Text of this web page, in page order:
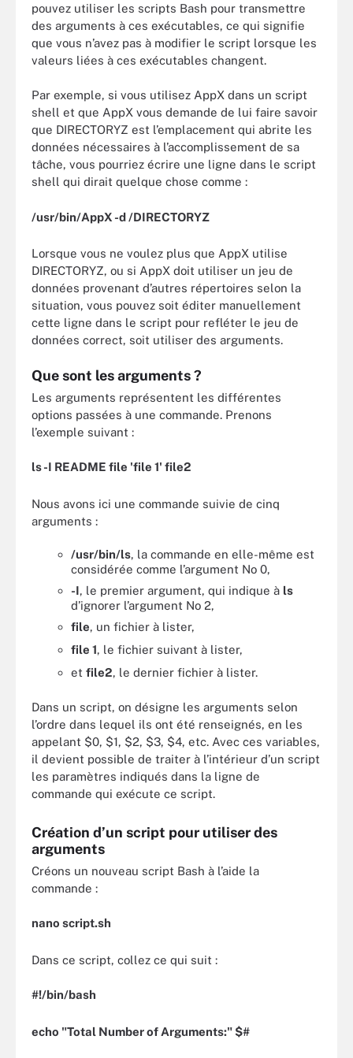
pouvez utiliser les scripts Bash pour transmettre
des arguments à ces exécutables, ce qui signifie
que vous n’avez pas à modifier le script lorsque les
valeurs liées à ces exécutables changent.
Par exemple, si vous utilisez AppX dans un script
shell et que AppX vous demande de lui faire savoir
que DIRECTORYZ est l’emplacement qui abrite les
données nécessaires à l’accomplissement de sa
tâche, vous pourriez écrire une ligne dans le script
shell qui dirait quelque chose comme :
/usr/bin/AppX -d /DIRECTORYZ
Lorsque vous ne voulez plus que AppX utilise
DIRECTORYZ, ou si AppX doit utiliser un jeu de
données provenant d’autres répertoires selon la
situation, vous pouvez soit éditer manuellement
cette ligne dans le script pour refléter le jeu de
données correct, soit utiliser des arguments.
Que sont les arguments ?
Les arguments représentent les différentes
options passées à une commande. Prenons
l’exemple suivant :
ls -I README file 'file 1' file2
Nous avons ici une commande suivie de cinq
arguments :
/usr/bin/ls, la commande en elle-même est
considérée comme l’argument No 0,
-I, le premier argument, qui indique à ls
d’ignorer l’argument No 2,
file, un fichier à lister,
file 1, le fichier suivant à lister,
et file2, le dernier fichier à lister.
Dans un script, on désigne les arguments selon
l’ordre dans lequel ils ont été renseignés, en les
appelant $0, $1, $2, $3, $4, etc. Avec ces variables,
il devient possible de traiter à l’intérieur d’un script
les paramètres indiqués dans la ligne de
commande qui exécute ce script.
Création d’un script pour utiliser des
arguments
Créons un nouveau script Bash à l’aide la
commande :
nano script.sh
Dans ce script, collez ce qui suit :
#!/bin/bash
echo "Total Number of Arguments:" $#